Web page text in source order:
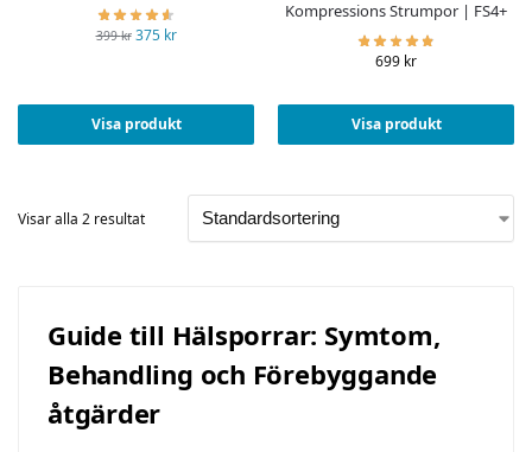
399kr 375 kr
Visa produkt
Kompressions Strumpor | FS4+
699 kr
Visa produkt
Visar alla 2 resultat
Guide till Hälsporrar: Symtom,
Behandling och Förebyggande
åtgärder